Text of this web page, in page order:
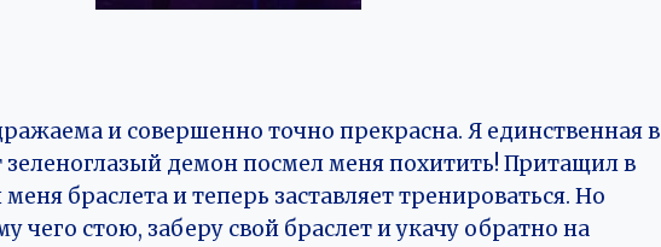
и совершенно точно прекрасна. Я единственная в
демон посмел меня похитить! Притащил в
браслета и теперь заставляет тренироваться. Но
чего стою, заберу свой браслет и укачу обратно на